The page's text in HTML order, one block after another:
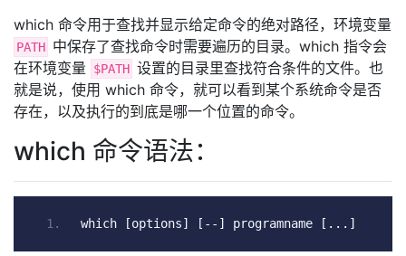
which 命令用于查找并显示给定命令的绝对路径，环境变量
PATH 中保存了查找命令时需要遍历的目录。which 指令会
在环境变量
$PATH 设置的目录里查找符合条件的文件。也
就是说，使用 which 命令，就可以看到某个系统命令是否
存在，以及执行的到底是哪一个位置的命令。
which 命令语法：
which [options] [--] programname [...]